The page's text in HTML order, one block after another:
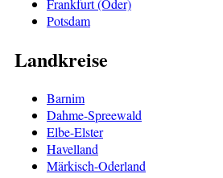
Frankfurt (Oder)
Potsdam
Landkreise
Barnim
Dahme-Spreewald
Elbe-Elster
Havelland
Märkisch-Oderland